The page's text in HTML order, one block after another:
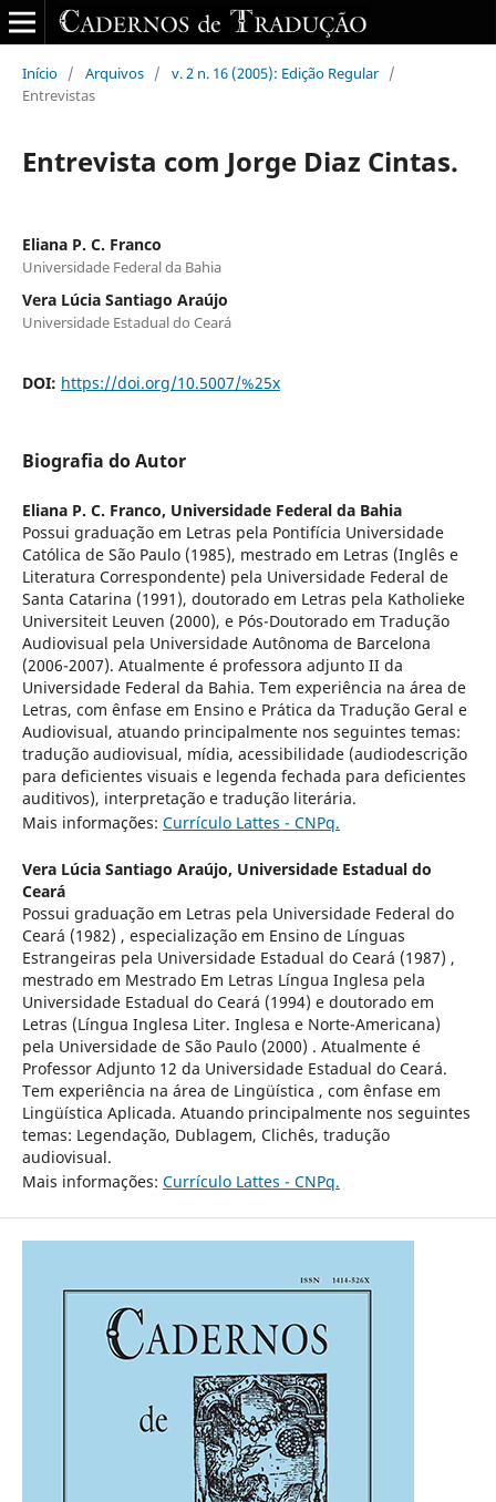
Início / Arquivos / v. 2 n. 16 (2005): Edição Regular /
Entrevistas
Entrevista com Jorge Diaz Cintas.
Eliana P. C. Franco
Universidade Federal da Bahia
Vera Lúcia Santiago Araújo
Universidade Estadual do Ceará
DOI: https://doi.org/10.5007/%25x
Biografia do Autor
Eliana P. C. Franco, Universidade Federal da Bahia
Possui graduação em Letras pela Pontifícia Universidade
Católica de São Paulo (1985), mestrado em Letras (Inglês e
Literatura Correspondente) pela Universidade Federal de
Santa Catarina (1991), doutorado em Letras pela Katholieke
Universiteit Leuven (2000), e Pós-Doutorado em Tradução
Audiovisual pela Universidade Autônoma de Barcelona
(2006-2007). Atualmente é professora adjunto II da
Universidade Federal da Bahia. Tem experiência na área de
Letras, com ênfase em Ensino e Prática da Tradução Geral e
Audiovisual, atuando principalmente nos seguintes temas:
tradução audiovisual, mídia, acessibilidade (audiodescrição
para deficientes visuais e legenda fechada para deficientes
auditivos), interpretação e tradução literária.
Mais informações: Currículo Lattes - CNPq.
Vera Lúcia Santiago Araújo, Universidade Estadual do
Ceará
Possui graduação em Letras pela Universidade Federal do
Ceará (1982) , especialização em Ensino de Línguas
Estrangeiras pela Universidade Estadual do Ceará (1987) ,
mestrado em Mestrado Em Letras Língua Inglesa pela
Universidade Estadual do Ceará (1994) e doutorado em
Letras (Língua Inglesa Liter. Inglesa e Norte-Americana)
pela Universidade de São Paulo (2000) . Atualmente é
Professor Adjunto 12 da Universidade Estadual do Ceará.
Tem experiência na área de Lingüística , com ênfase em
Lingüística Aplicada. Atuando principalmente nos seguintes
temas: Legendação, Dublagem, Clichês, tradução
audiovisual.
Mais informações: Currículo Lattes - CNPq.